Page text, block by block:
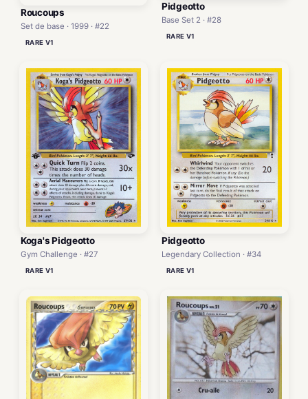
Roucoups
Set de base · 1999 · #22
RARE V1
Pidgeotto
Base Set 2 · #28
RARE V1
Koga's Pidgeotto
Gym Challenge · #27
RARE V1
Pidgeotto
Legendary Collection · #34
RARE V1